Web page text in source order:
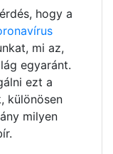
hogy a
mi az,
egyaránt.
ezt a
különösen
milyen